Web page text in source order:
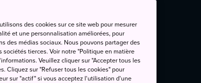
des cookies sur ce site web pour mesurer
et une personnalisation améliorées, pour
des médias sociaux. Nous pouvons partager des
tierces. Voir notre "Politique en matière
Veuillez cliquer sur "Accepter tous les
Cliquez sur "Refuser tous les cookies" pour
sur "actif" si vous acceptez l'utilisation d'une